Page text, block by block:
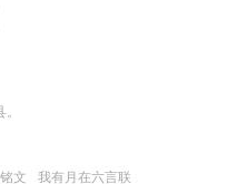
文
我有月在六言联